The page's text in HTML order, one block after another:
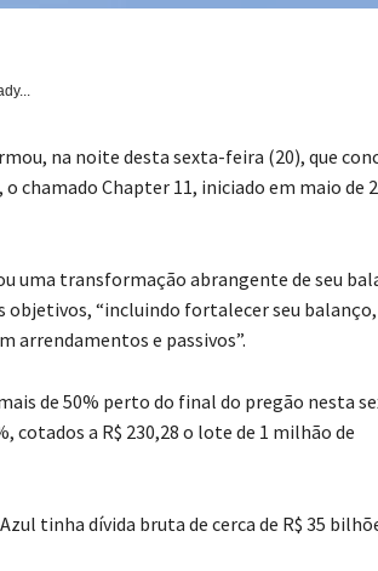
na noite desta sexta-feira (20), que
chamado Chapter 11, iniciado em maio de
uma transformação abrangente de seu
objetivos, “incluindo fortalecer seu balanço,
arrendamentos e passivos”.
de 50% perto do final do pregão nesta
cotados a R$ 230,28 o lote de 1 milhão de
tinha dívida bruta de cerca de R$ 35